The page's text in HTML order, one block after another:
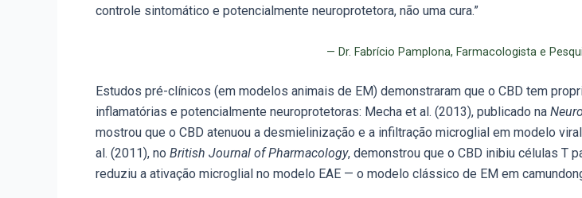
controle sintomático e potencialmente neuroprotetora, não uma cura.”
— Dr. Fabrício Pamplona, Farmacologista e
Estudos pré-clínicos (em modelos animais de EM) demonstraram que o CBD tem
inflamatórias e potencialmente neuroprotetoras: Mecha et al. (2013), publicado na
mostrou que o CBD atenuou a desmielinização e a infiltração microglial em modelo
al. (2011), no British Journal of Pharmacology, demonstrou que o CBD inibiu células T
reduziu a ativação microglial no modelo EAE — o modelo clássico de EM em